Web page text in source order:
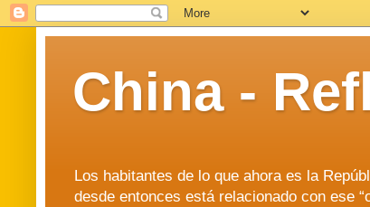
China -
Los habitantes de lo que ahora es la
desde entonces está relacionado con ese